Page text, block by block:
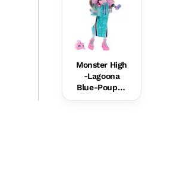
Monster High
-Lagoona
Blue-Poupée
Avec